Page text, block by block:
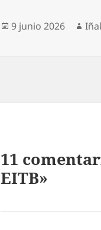
Publicado
9 junio 2026
11
EITB»